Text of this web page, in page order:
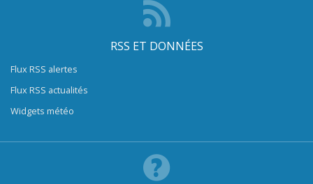
RSS ET DONNÉES
Flux RSS alertes
Flux RSS actualités
Widgets météo